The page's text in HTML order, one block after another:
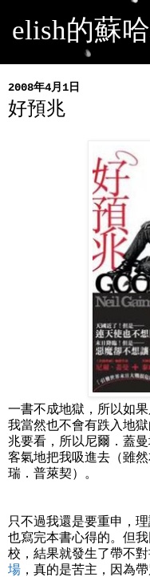
elish的蘇
2008年4月1日
好預兆
一書不成地獄，所以如
我當然也不會有跌入地
兆要看，所以尼爾．蓋
客氣地把我吸進去（雖
瑞．普萊契）。
只不過我還是要重申，
也寫完本書心得的。但
校，結果就發生了帶不
場 ，真的是苦主，因為